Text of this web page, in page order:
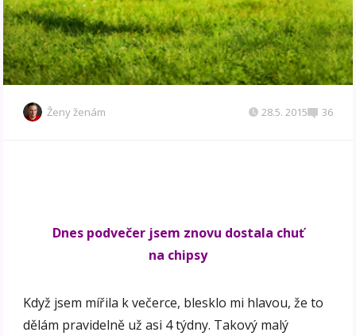
Ženy ženám 28.5. 2015 36
Dnes podvečer jsem znovu dostala chuť
na chipsy
Když jsem mířila k večerce, blesklo mi hlavou, že to
dělám pravidelně už asi 4 týdny. Takový malý